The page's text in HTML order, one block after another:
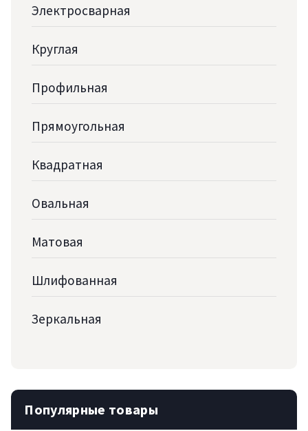
Электросварная
Круглая
Профильная
Прямоугольная
Квадратная
Овальная
Матовая
Шлифованная
Зеркальная
Популярные товары